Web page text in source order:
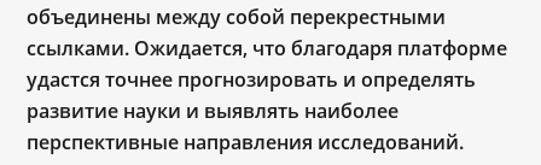
объединены между собой перекрестными
ссылками. Ожидается, что благодаря платформе
удастся точнее прогнозировать и определять
развитие науки и выявлять наиболее
перспективные направления исследований.